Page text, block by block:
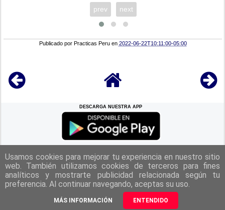
prev next
Publicado por Practicas Peru en 2022-06-22T10:11:00-05:00
DESCARGA NUESTRA APP
REGRESAR A LACIMA
|Politica de Privacidad|Aviso Legal| Términos y Condiciones
|
Contacto|
Derechos Reservados Practicas Perú 2025
Practicas Perú
Usamos cookies para mejorar tu experiencia en nuestro sitio
web. También utilizamos cookies de terceros para fines
analíticos y mostrarte publicidad relacionada según tu
preferencia. Al continuar navegando, aceptas su uso.
MÁS INFORMACIÓN ENTENDIDO